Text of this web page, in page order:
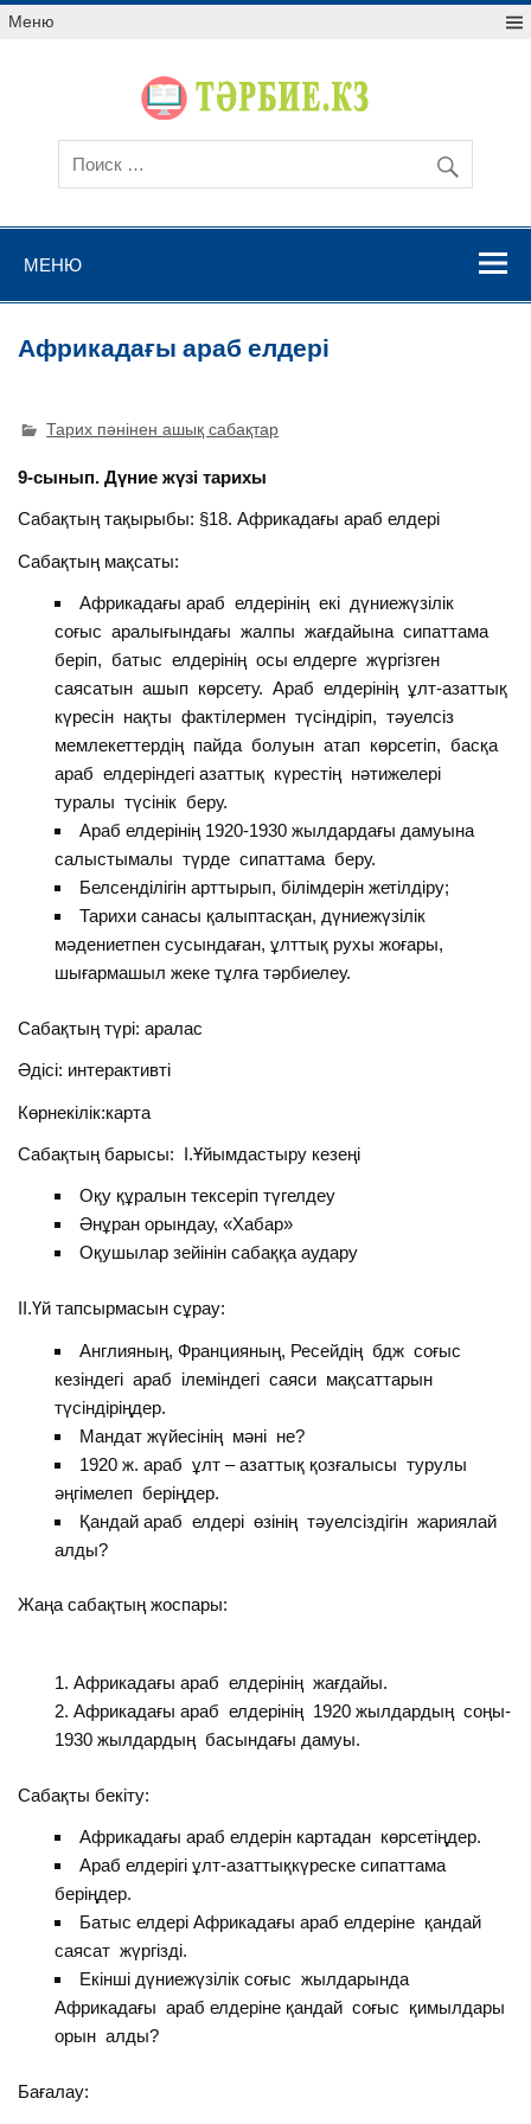
Меню
МЕНЮ
Африкадағы араб елдері
Тарих пәнінен ашық сабақтар
9-сынып. Дүние жүзі тарихы
Сабақтың тақырыбы: §18. Африкадағы араб елдері
Сабақтың мақсаты:
Африкадағы араб елдерінің екі дүниежүзілік
соғыс аралығындағы жалпы жағдайына сипаттама
беріп, батыс елдерінің осы елдерге жүргізген
саясатын ашып көрсету. Араб елдерінің ұлт-азаттық
күресін нақты фактілермен түсіндіріп, тәуелсіз
мемлекеттердің пайда болуын атап көрсетіп, басқа
араб елдеріндегі азаттық күрестің нәтижелері
туралы түсінік беру.
Араб елдерінің 1920-1930 жылдардағы дамуына
салыстымалы түрде сипаттама беру.
Белсенділігін арттырып, білімдерін жетілдіру;
Тарихи санасы қалыптасқан, дүниежүзілік
мәдениетпен сусындаған, ұлттық рухы жоғары,
шығармашыл жеке тұлға тәрбиелеу.
Сабақтың түрі: аралас
Әдісі: интерактивті
Көрнекілік:карта
Сабақтың барысы: І.Ұйымдастыру кезеңі
Оқу құралын тексеріп түгелдеу
Әнұран орындау, «Хабар»
Оқушылар зейінін сабаққа аудару
ІІ.Үй тапсырмасын сұрау:
Англияның, Францияның, Ресейдің бдж соғыс
кезіндегі араб ілеміндегі саяси мақсаттарын
түсіндіріңдер.
Мандат жүйесінің мәні не?
1920 ж. араб ұлт – азаттық қозғалысы турулы
әңгімелеп беріңдер.
Қандай араб елдері өзінің тәуелсіздігін жариялай
алды?
Жаңа сабақтың жоспары:
Африкадағы араб елдерінің жағдайы.
Африкадағы араб елдерінің 1920 жылдардың соңы-
1930 жылдардың басындағы дамуы.
Сабақты бекіту:
Африкадағы араб елдерін картадан көрсетіңдер.
Араб елдерігі ұлт-азаттықкүреске сипаттама
беріңдер.
Батыс елдері Африкадағы араб елдеріне қандай
саясат жүргізді.
Екінші дүниежүзілік соғыс жылдарында
Африкадағы араб елдеріне қандай соғыс қимылдары
орын алды?
Бағалау: